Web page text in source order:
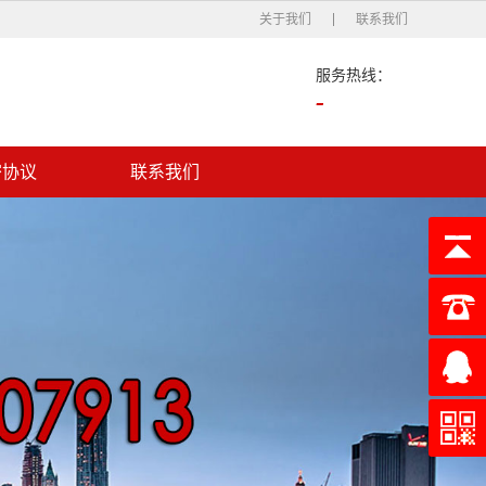
关于我们 联系我们
服务热线：
-
议 联系我们